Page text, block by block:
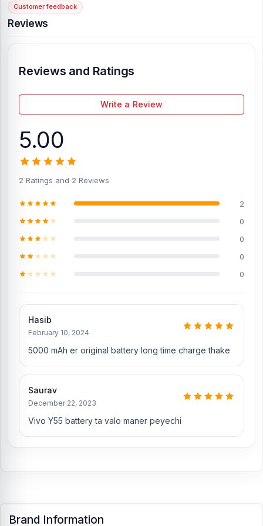
[/vc_column][/vc_row]
Customer feedback
Reviews
Reviews and Ratings
Write a Review
5.00
2 Ratings and 2 Reviews
2
0
0
0
0
Hasib
February 10, 2024
5000 mAh er original battery long time charge thake
Saurav
December 22, 2023
Vivo Y55 battery ta valo maner peyechi
Brand Information